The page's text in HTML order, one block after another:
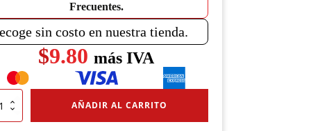
Frecuentes.
sin costo en nuestra tienda.
$9.80 más IVA
AÑADIR AL CARRITO